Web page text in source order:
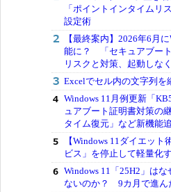
「ポイントインタイムリ
設定術
【最終案内】2026年6月
能に？ 「セキュアブー
リスクと対策、起動しな
Excelでセル内の文字列を
Windows 11月例更新「
ュアブート証明書対策の
タイム復元」など新機能
【Windows 11ダイエッ
ビス」を停止して軽量化
Windows 11「25H2」は
ないのか？ 9カ月で進ん